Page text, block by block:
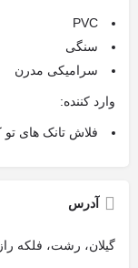
PVC
سنگی
سرامیکی مدرن
وارد کننده:
فلاش تانک های تو
آدرس
گیلان، رشت، فلکه